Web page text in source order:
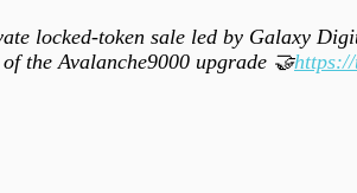
locked-token sale led by Galaxy
of the Avalanche9000 upgrade 🤝